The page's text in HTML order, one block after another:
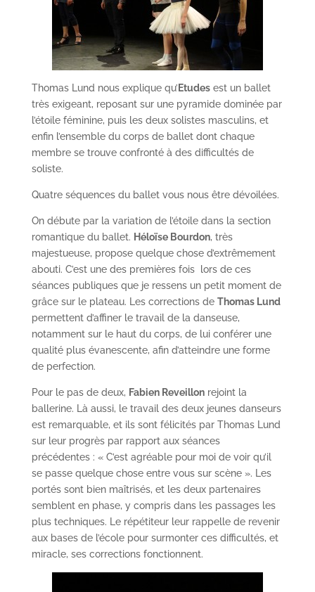
Thomas Lund nous explique qu’ Etudesest un ballet
très exigeant, reposant sur une pyramide dominée par
l’étoile féminine, puis les deux solistes masculins, et
enfin l’ensemble du corps de ballet dont chaque
membre se trouve confronté à des difficultés de
soliste.
Quatre séquences du ballet vous nous être dévoilées.
On débute par la variation de l’étoile dans la section
romantique du ballet. Héloïse Bourdon, très
majestueuse, propose quelque chose d’extrêmement
abouti. C’est une des premières fois lors de ces
séances publiques que je ressens un petit moment de
grâce sur le plateau. Les corrections de Thomas Lund
permettent d’affiner le travail de la danseuse,
notamment sur le haut du corps, de lui conférer une
qualité plus évanescente, afin d’atteindre une forme
de perfection.
Pour le pas de deux, Fabien Reveillonrejoint la
ballerine. Là aussi, le travail des deux jeunes danseurs
est remarquable, et ils sont félicités par Thomas Lund
sur leur progrès par rapport aux séances
précédentes : « C’est agréable pour moi de voir qu’il
se passe quelque chose entre vous sur scène ». Les
portés sont bien maîtrisés, et les deux partenaires
semblent en phase, y compris dans les passages les
plus techniques. Le répétiteur leur rappelle de revenir
aux bases de l’école pour surmonter ces difficultés, et
miracle, ses corrections fonctionnent.